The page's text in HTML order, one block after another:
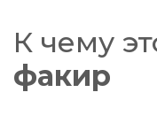
К чему
факир